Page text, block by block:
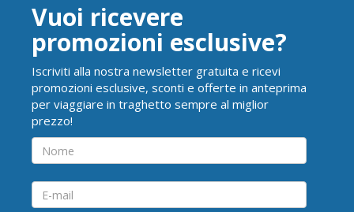
Vuoi ricevere
promozioni esclusive?
Iscriviti alla nostra newsletter gratuita e ricevi
promozioni esclusive, sconti e offerte in anteprima
per viaggiare in traghetto sempre al miglior
prezzo!